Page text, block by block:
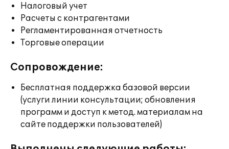
Налоговый учет
Расчеты с контрагентами
Регламентированная отчетность
Торговые операции
Сопровождение:
Бесплатная поддержка базовой версии
(услуги линии консультации; обновления
программ и доступ к метод. материалам на
сайте поддержки пользователей)